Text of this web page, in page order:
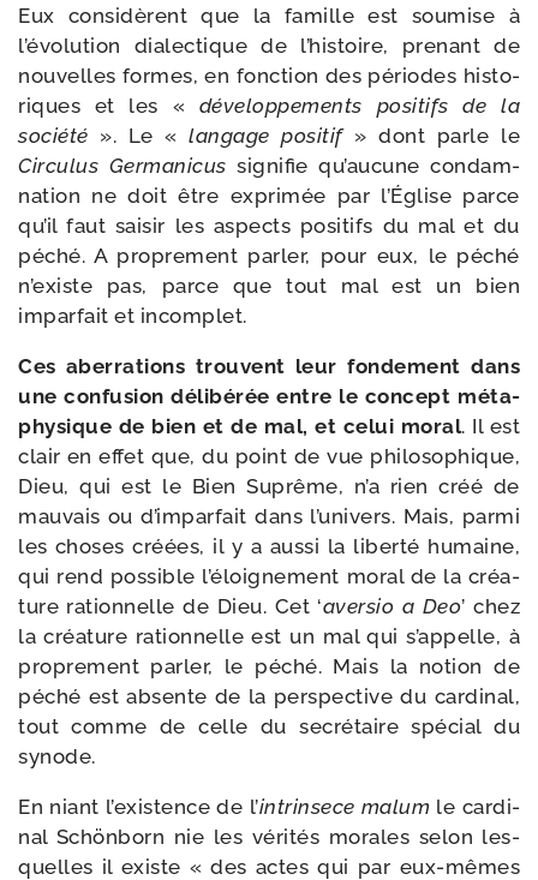
Eux consi­dèrent que la famille est sou­mise à
l’évolution dia­lec­tique de l’histoire, pre­nant de
nou­velles formes, en fonc­tion des périodes his­to­
riques et les « déve­lop­pe­ments posi­tifs de la
socié­té ». Le «lan­gage posi­tif» dont parle le
Circulus Germanicus signi­fie qu’aucune condam­
na­tion ne doit être expri­mée par l’Église parce
qu’il faut sai­sir les aspects posi­tifs du mal et du
péché. A pro­pre­ment par­ler, pour eux, le péché
n’existe pas, parce que tout mal est un bien
impar­fait et incomplet.
Ces aber­ra­tions trouvent leur fon­de­ment dans
une confu­sion déli­bé­rée entre le concept méta­
phy­sique de bien et de mal, et celui moral. Il est
clair en effet que, du point de vue phi­lo­so­phique,
Dieu, qui est le Bien Suprême, n’a rien créé de
mau­vais ou d’imparfait dans l’univers. Mais, par­mi
les choses créées, il y a aus­si la liber­té humaine,
qui rend pos­sible l’éloignement moral de la créa­
ture ration­nelle de Dieu. Cet ‘aver­sio a Deo’ chez
la créa­ture ration­nelle est un mal qui s’appelle, à
pro­pre­ment par­ler, le péché. Mais la notion de
péché est absente de la pers­pec­tive du car­di­nal,
tout comme de celle du secré­taire spé­cial du
synode.
En niant l’existence de l’intrin­sece malum le car­di­
nal Schönborn nie les véri­tés morales selon les­
quelles il existe « des actes qui par eux-​mêmes